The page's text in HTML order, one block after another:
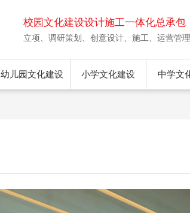
校园文化建设设计施工一体化总承包
立项、调研策划、创意设计、施工、运营管
幼儿园文化建设 小学文化建设 中学文